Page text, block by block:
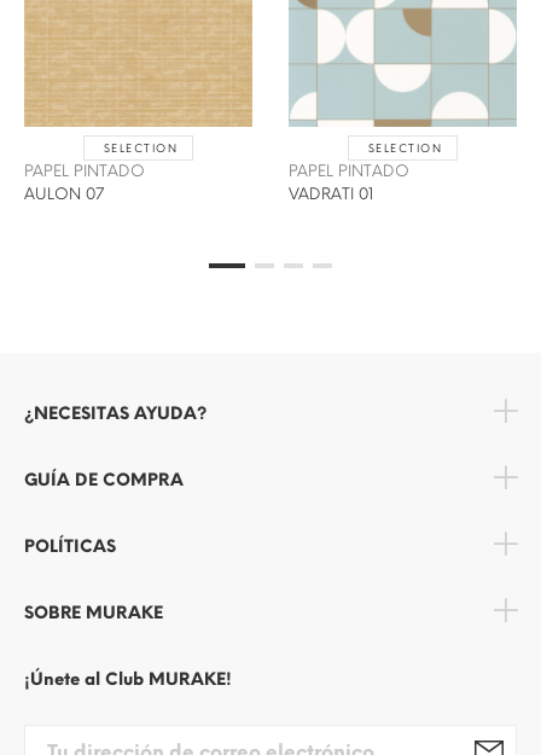
SELECTION
PAPEL PINTADO
AULON 07
SELECTION
PAPEL PINTADO
VADRATI 01
¿NECESITAS AYUDA?
GUÍA DE COMPRA
POLÍTICAS
SOBRE MURAKE
¡Únete al Club MURAKE!